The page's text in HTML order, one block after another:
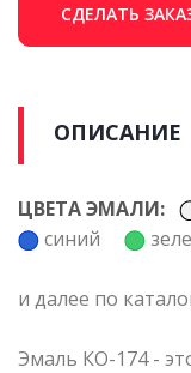
СДЕЛАТЬ
ОПИСАНИЕ
ЦВЕТА ЭМАЛИ:
синий
и далее по
Эмаль КО-174 -